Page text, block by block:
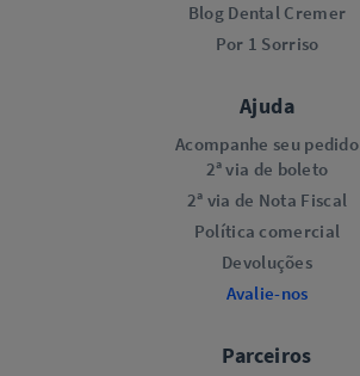
Blog Dental Cremer
Por 1 Sorriso
Ajuda
Acompanhe seu pedido
2ª via de boleto
2ª via de Nota Fiscal
Política comercial
Devoluções
Avalie-nos
Parceiros